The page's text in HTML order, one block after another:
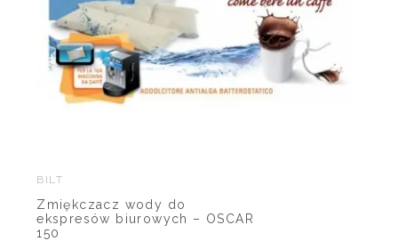
BILT
Zmiękczacz wody do
ekspresów biurowych – OSCAR
150